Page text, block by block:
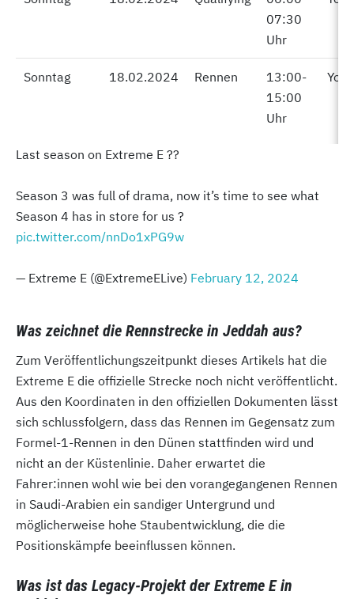
07:30
Uhr
Sonntag 18.02.2024 Rennen
13:00-
15:00
Uhr
Sonntag
Last season on Extreme E ??
Season 3 was full of drama, now it’s time to see what
Season 4 has in store for us ?
pic.twitter.com/nnDo1xPG9w
— Extreme E (@ExtremeELive) February 12, 2024
Was zeichnet die Rennstrecke in Jeddah aus?
Zum Veröffentlichungszeitpunkt dieses Artikels hat die
Extreme E die offizielle Strecke noch nicht veröffentlicht.
Aus den Koordinaten in den offiziellen Dokumenten lässt
sich schlussfolgern, dass das Rennen im Gegensatz zum
Formel-1-Rennen in den Dünen stattfinden wird und
nicht an der Küstenlinie. Daher erwartet die
Fahrer:innen wohl wie bei den vorangegangenen Rennen
in Saudi-Arabien ein sandiger Untergrund und
möglicherweise hohe Staubentwicklung, die die
Positionskämpfe beeinflussen können.
Was ist das Legacy-Projekt der Extreme E in